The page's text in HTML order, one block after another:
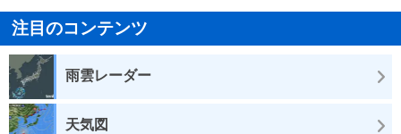
注目のコンテンツ
雨雲レーダー
天気図